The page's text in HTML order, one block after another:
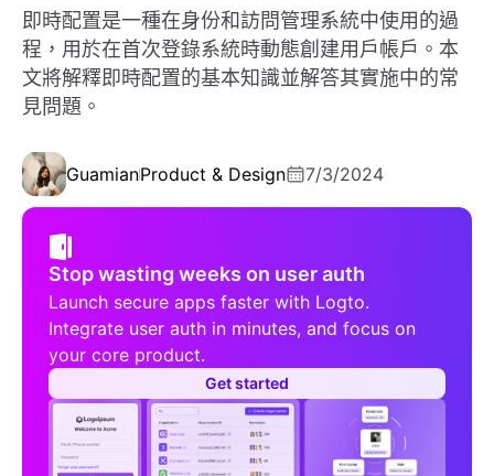
即時配置是一種在身份和訪問管理系統中使用的過
程，用於在首次登錄系統時動態創建用戶帳戶。本
文將解釋即時配置的基本知識並解答其實施中的常
見問題。
GuamianProduct & Design 7/3/2024
Stop wasting weeks on user auth
Launch secure apps faster with Logto.
Integrate user auth in minutes, and focus on
your core product.
Get started